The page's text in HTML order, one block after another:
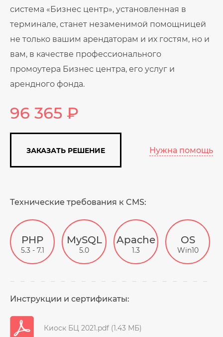
система «Бизнес центр», установленная в
терминале, станет незаменимой помощницей
не только вашим арендаторам и их гостям, но и
вам, в качестве профессионального
промоутера Бизнес центра, его услуг и
арендного фонда.
96 365 ₽
ЗАКАЗАТЬ РЕШЕНИЕ Нужна помощь
Технические требования к CMS:
PHP
5.3 - 7.1
MySQL
5.0
Apache
1.3
OS
Win10
Инструкции и сертификаты:
Киоск БЦ 2021.pdf (1.43 МБ)